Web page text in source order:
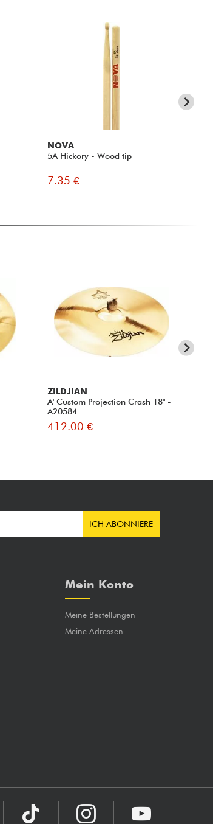
NOVA
5A Hickory - Wood tip
7.35 €
ZILDJIAN
A' Custom Projection Crash 18" -
A20584
412.00 €
ICH ABONNIERE
Mein Konto
Meine Bestellungen
Meine Adressen